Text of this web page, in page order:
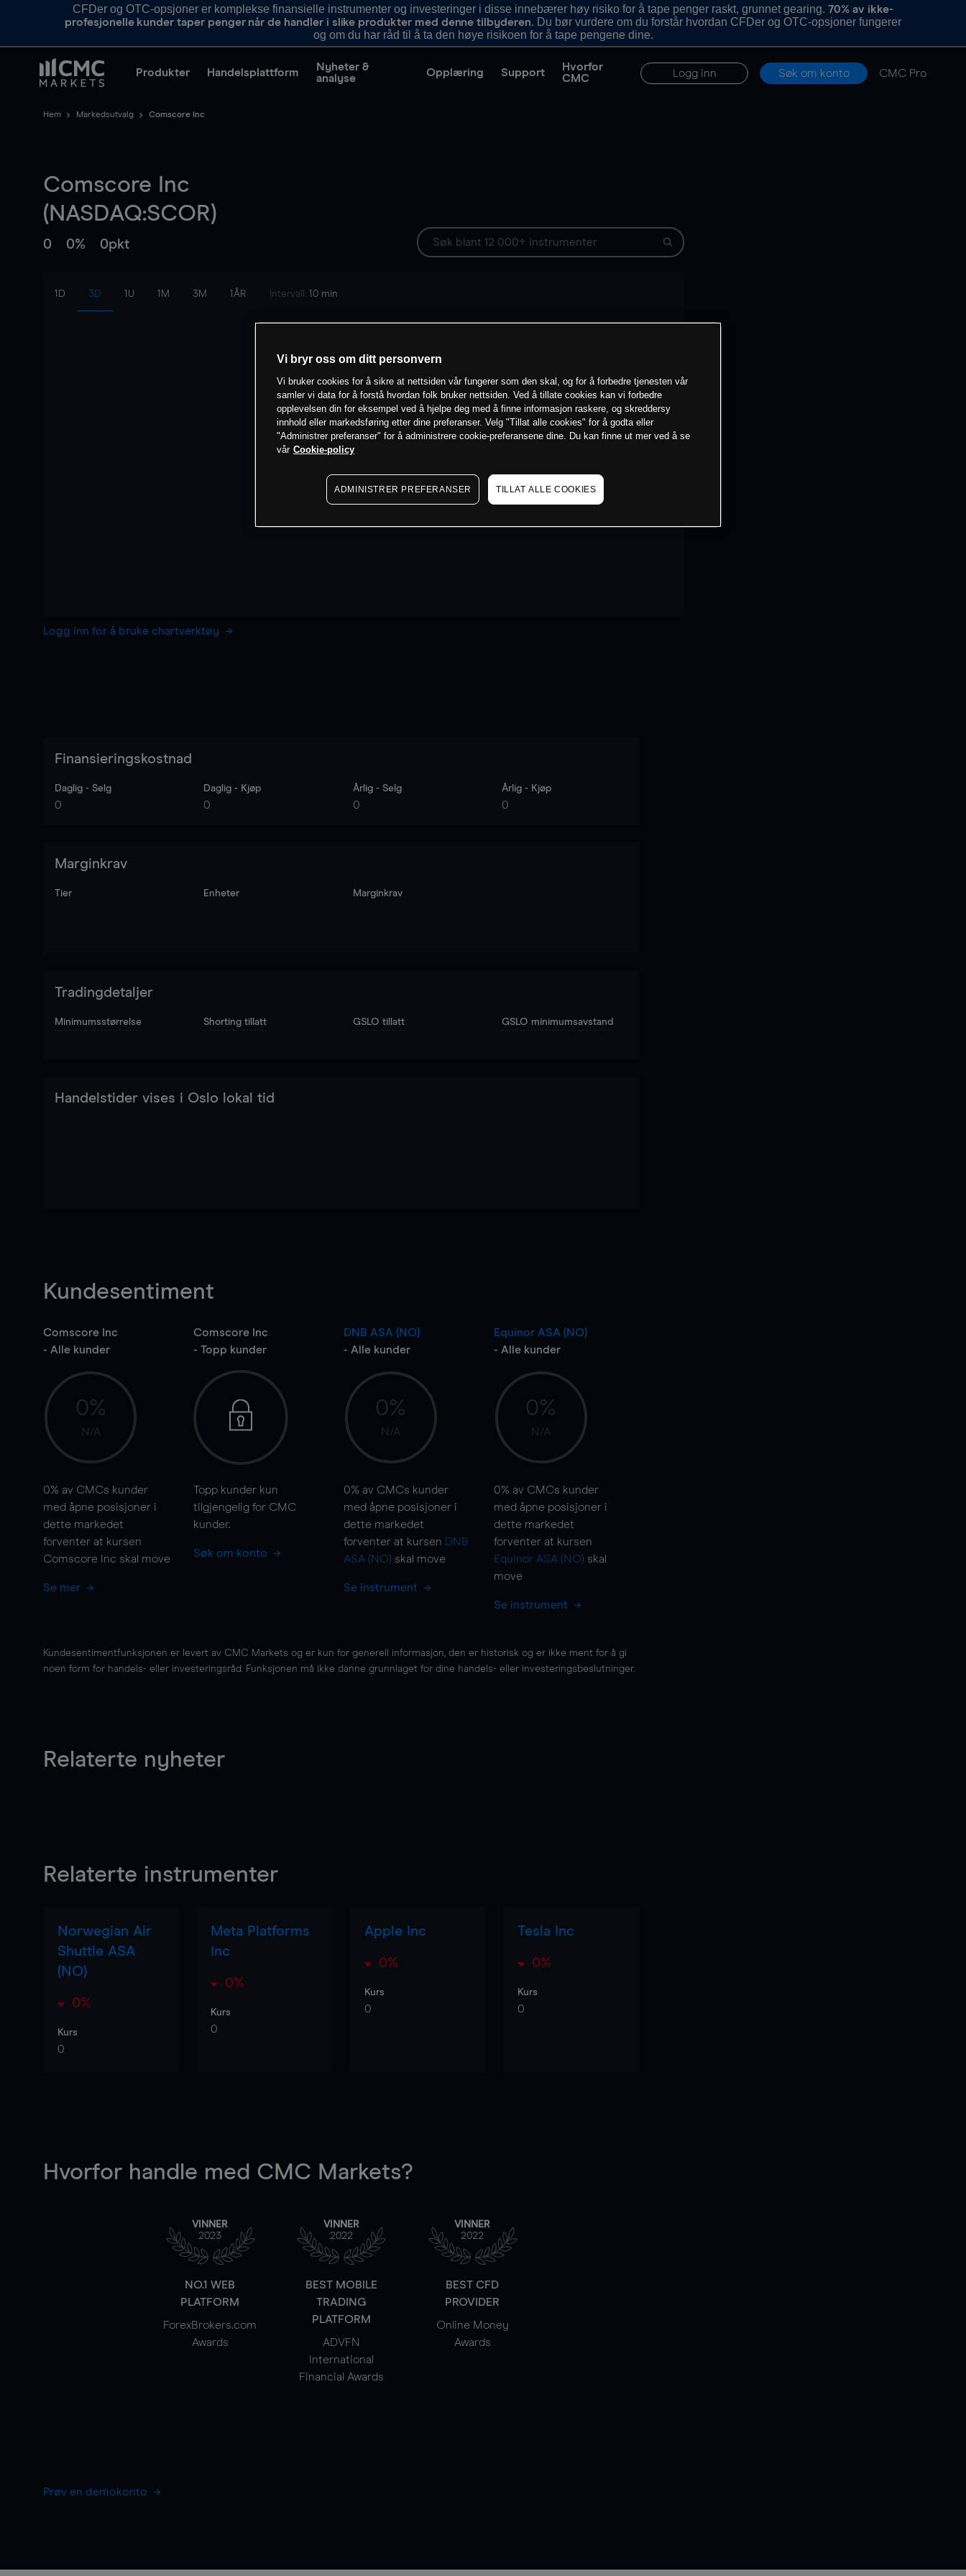
CFDer og OTC-opsjoner er komplekse finansielle instrumenter og investeringer i disse innebærer høy risiko for å tape penger raskt, grunnet gearing.70% av ikke-
profesjonelle kunder taper penger når de handler i slike produkter med denne tilbyderen. Du bør vurdere om du forstår hvordan CFDer og OTC-opsjoner fungerer
og om du har råd til å ta den høye risikoen for å tape pengene dine.
Produkter Handelsplattform
Nyheter &
analyse
Opplæring Support
Hvorfor
CMC
Logg inn Søk om konto CMC Pro
Hem Markedsutvalg Comscore Inc
Comscore Inc
(NASDAQ:SCOR)
0 0% 0pkt
1D 3D 1U 1M 3M 1ÅR Intervall: 10 min
Logg inn for å bruke chartverktøy
Finansieringskostnad
Daglig - Selg
0
Daglig - Kjøp
0
Årlig - Selg
0
Årlig - Kjøp
0
Marginkrav
Tier Enheter Marginkrav
Tradingdetaljer
Minimumsstørrelse Shorting tillatt GSLO tillatt GSLO minimumsavstand
Handelstider vises i Oslo lokal tid
Kundesentiment
Comscore Inc
- Alle kunder
0%
N/A
0% av CMCs kunder
med åpne posisjoner i
dette markedet
forventer at kursen
Comscore Inc skal move
Se mer
Comscore Inc
- Topp kunder
Topp kunder kun
tilgjengelig for CMC
kunder.
Søk om konto
DNB ASA (NO)
- Alle kunder
0%
N/A
0% av CMCs kunder
med åpne posisjoner i
dette markedet
forventer at kursen DNB
ASA (NO) skal move
Se instrument
Equinor ASA (NO)
- Alle kunder
0%
N/A
0% av CMCs kunder
med åpne posisjoner i
dette markedet
forventer at kursen
Equinor ASA (NO) skal
move
Se instrument
Kundesentimentfunksjonen er levert av CMC Markets og er kun for generell informasjon, den er historisk og er ikke ment for å gi
noen form for handels- eller investeringsråd. Funksjonen må ikke danne grunnlaget for dine handels- eller investeringsbeslutninger.
Relaterte nyheter
Relaterte instrumenter
Norwegian Air
Shuttle ASA
(NO)
0%
Kurs
0
Meta Platforms
Inc
0%
Kurs
0
Apple Inc
0%
Kurs
0
Tesla Inc
0%
Kurs
0
Hvorfor handle med CMC Markets?
VINNER
2023
NO.1 WEB
PLATFORM
ForexBrokers.com
Awards
VINNER
2022
BEST MOBILE
TRADING
PLATFORM
ADVFN
International
Financial Awards
VINNER
2022
BEST CFD
PROVIDER
Online Money
Awards
Prøv en demokonto
Vi bryr oss om ditt personvern
Vi bruker cookies for å sikre at nettsiden vår fungerer som den skal, og for å forbedre tjenesten vår
samler vi data for å forstå hvordan folk bruker nettsiden. Ved å tillate cookies kan vi forbedre
opplevelsen din for eksempel ved å hjelpe deg med å finne informasjon raskere, og skreddersy
innhold eller markedsføring etter dine preferanser. Velg "Tillat alle cookies" for å godta eller
"Administrer preferanser" for å administrere cookie-preferansene dine. Du kan finne ut mer ved å se
vår Cookie-policy
ADMINISTRER PREFERANSER TILLAT ALLE COOKIES